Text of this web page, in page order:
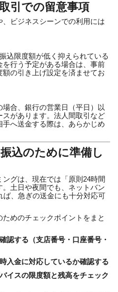
引での留意事項
ビジネスシーンでの利用には
込限度額が低く抑えられている
行う予定がある場合は、事前
の引き上げ設定を済ませてお
合、銀行の営業日（平日）以
があります。法人間取引など
へ送金する際は、あらかじめ
込のために準備し
グは、現在では「原則24時間
土日や夜間でも、ネットバン
ば、急ぎの送金にも十分対応可
めのチェックポイントをまと
認する（支店番号・口座番号・
入金に対応しているか確認する
イスの限度額と残高をチェック